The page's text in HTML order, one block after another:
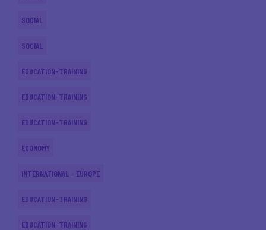
SOCIAL
SOCIAL
EDUCATION-TRAINING
EDUCATION-TRAINING
EDUCATION-TRAINING
ECONOMY
INTERNATIONAL - EUROPE
EDUCATION-TRAINING
EDUCATION-TRAINING